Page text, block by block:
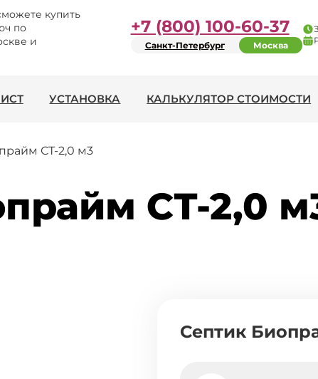
купить
по
и
+7 (800) 100-60-37
Санкт-Петербург Москва
УСТАНОВКА КАЛЬКУЛЯТОР СТОИМОСТИ
СТ-2,0 м3
СТ-2,0
Септик